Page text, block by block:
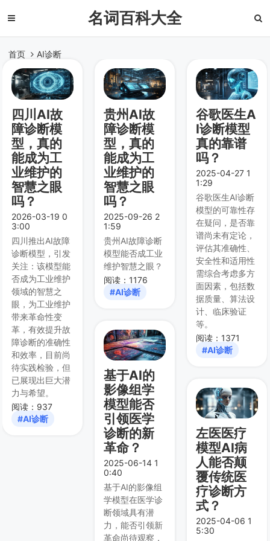
名词百科大全
首页 AI诊断
四川AI故
障诊断模
型，真的
能成为工
业维护的
智慧之眼
吗？
2026-03-19 0
3:00
四川推出AI故障
诊断模型，引发
关注：该模型能
否成为工业维护
领域的智慧之
眼，为工业维护
带来革命性变
革，有效提升故
障诊断的准确性
和效率，目前尚
待实践检验，但
已展现出巨大潜
力与希望。
阅读：937
#AI诊断
贵州AI故
障诊断模
型，真的
能成为工
业维护的
智慧之眼
吗？
2025-09-26 2
1:59
贵州AI故障诊断
模型能否成工业
维护智慧之眼？
阅读：1176
#AI诊断
基于AI的
影像组学
模型能否
引领医学
诊断的新
革命？
2025-06-14 1
0:40
基于AI的影像组
学模型在医学诊
断领域具有潜
力，能否引领新
革命尚待观察，
谷歌医生A
I诊断模型
真的靠谱
吗？
2025-04-27 1
1:29
谷歌医生AI诊断
模型的可靠性存
在疑问，是否靠
谱尚未有定论，
评估其准确性、
安全性和适用性
需综合考虑多方
面因素，包括数
据质量、算法设
计、临床验证
等。
阅读：1371
#AI诊断
左医医疗
模型AI病
人能否颠
覆传统医
疗诊断方
式？
2025-04-06 1
5:30